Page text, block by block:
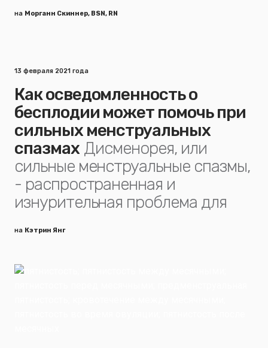
на Морганн Скиннер, BSN, RN
13 февраля 2021 года
Как осведомленность о
бесплодии может помочь при
сильных менструальных
спазмах Дисменорея, или
сильные менструальные спазмы,
- распространенная и
изнурительная проблема для
на Кэтрин Янг